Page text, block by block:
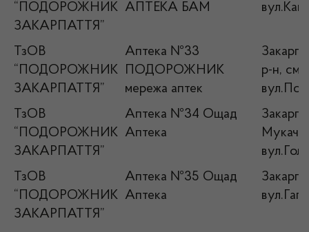
“ПОДОРОЖНИК
ЗАКАРПАТТЯ”
АПТЕКА БАМ
ТзОВ
“ПОДОРОЖНИК
ЗАКАРПАТТЯ”
Аптека №33
ПОДОРОЖНИК
мережа аптек
р-н,
ТзОВ
“ПОДОРОЖНИК
ЗАКАРПАТТЯ”
Аптека №34 Ощад
Аптека
ТзОВ
“ПОДОРОЖНИК
ЗАКАРПАТТЯ”
Аптека №35 Ощад
Аптека